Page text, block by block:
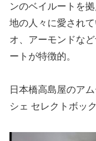
ンのベイルートを
地の人々に愛され
オ、アーモンドな
ートが特徴的。
日本橋高島屋のア
シェ セレクトボッ